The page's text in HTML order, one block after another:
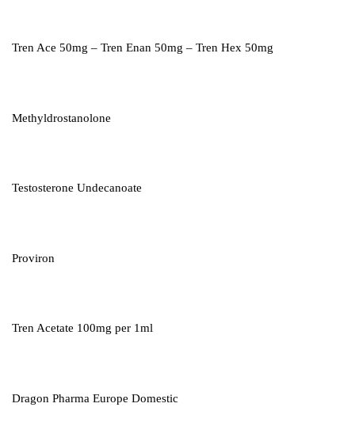
Tren Ace 50mg – Tren Enan 50mg – Tren Hex 50mg
Methyldrostanolone
Testosterone Undecanoate
Proviron
Tren Acetate 100mg per 1ml
Dragon Pharma Europe Domestic